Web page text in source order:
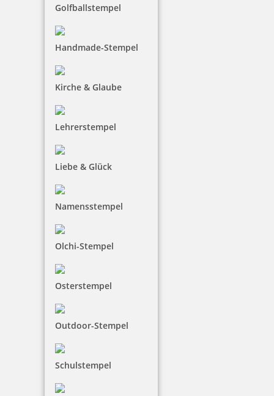
Golfballstempel
Handmade-Stempel
Kirche & Glaube
Lehrerstempel
Liebe & Glück
Namensstempel
Olchi-Stempel
Osterstempel
Outdoor-Stempel
Schulstempel